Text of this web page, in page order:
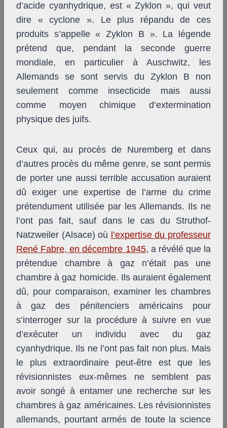
d’acide cyanhydrique, est « Zyklon », qui veut
dire « cyclone ». Le plus répandu de ces
produits s’appelle « Zyklon B ». La légende
prétend que, pendant la seconde guerre
mondiale, en particulier à Auschwitz, les
Allemands se sont servis du Zyklon B non
seulement comme insecticide mais aussi
comme moyen chimique d’extermination
physique des juifs.
Ceux qui, au procès de Nuremberg et dans
d’autres procès du même genre, se sont permis
de porter une aussi terrible accusation auraient
dû exiger une expertise de l’arme du crime
prétendument utilisée par les Allemands. Ils ne
l’ont pas fait, sauf dans le cas du Struthof-
Natzweiler (Alsace) où l’expertise du professeur
René Fabre, en décembre 1945, a révélé que la
prétendue chambre à gaz n’était pas une
chambre à gaz homicide. Ils auraient également
dû, pour comparaison, examiner les chambres
à gaz des pénitenciers américains pour
s’interroger sur la procédure à suivre en vue
d’exécuter un individu avec du gaz
cyanhydrique. Ils ne l’ont pas fait non plus. Mais
le plus extraordinaire peut-être est que les
révisionnistes eux-mêmes ne semblent pas
avoir songé à entamer une recherche sur les
chambres à gaz américaines. Les révisionnistes
allemands, pourtant armés de toute la science